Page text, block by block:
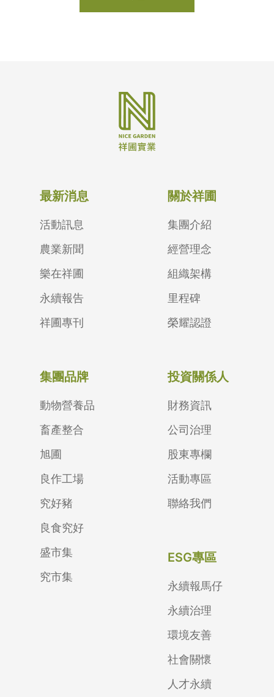
最新消息
活動訊息
農業新聞
樂在祥圃
永續報告
祥圃專刊
關於祥圃
集團介紹
經營理念
組織架構
里程碑
榮耀認證
集團品牌
動物營養品
畜產整合
旭圃
良作工場
究好豬
良食究好
盛市集
究市集
投資關係人
財務資訊
公司治理
股東專欄
活動專區
聯絡我們
ESG專區
永續報馬仔
永續治理
環境友善
社會關懷
人才永續